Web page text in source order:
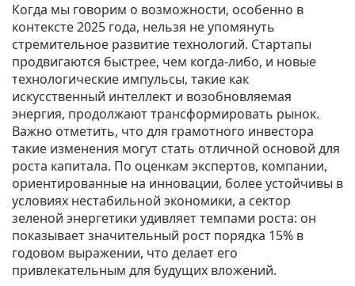
Когда мы говорим о возможности, особенно в
контексте 2025 года, нельзя не упомянуть
стремительное развитие технологий. Стартапы
продвигаются быстрее, чем когда-либо, и новые
технологические импульсы, такие как
искусственный интеллект и возобновляемая
энергия, продолжают трансформировать рынок.
Важно отметить, что для грамотного инвестора
такие изменения могут стать отличной основой для
роста капитала. По оценкам экспертов, компании,
ориентированные на инновации, более устойчивы в
условиях нестабильной экономики, а сектор
зеленой энергетики удивляет темпами роста: он
показывает значительный рост порядка 15% в
годовом выражении, что делает его
привлекательным для будущих вложений.